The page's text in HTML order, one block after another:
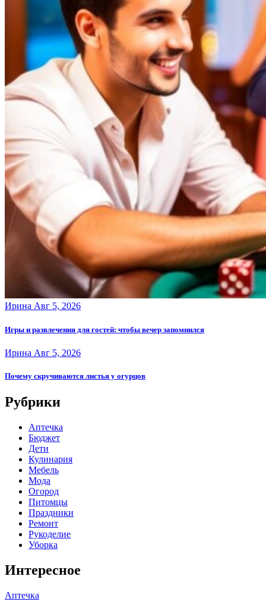
Ирина Авг 5, 2026
Игры и развлечения для гостей: чтобы вечер запомнился
Ирина Авг 5, 2026
Почему скручиваются листья у огурцов
Рубрики
Аптечка
Бюджет
Дети
Кулинария
Мебель
Мода
Огород
Питомцы
Праздники
Ремонт
Рукоделие
Уборка
Интересное
Аптечка